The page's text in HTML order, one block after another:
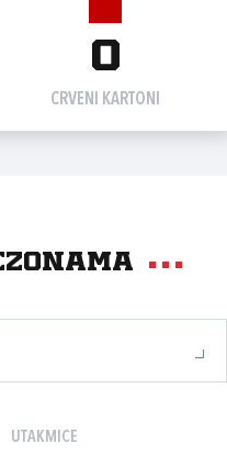
0
CRVENI KARTONI
UTAKMICE